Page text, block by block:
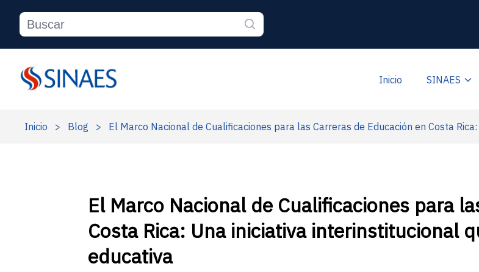
Inicio SINAES
Inicio > Blog > El Marco Nacional de Cualificaciones para las Carreras de Educación en Costa
El Marco Nacional de Cualificaciones para
Costa Rica: Una iniciativa interinstitucional
educativa